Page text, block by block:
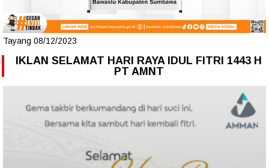
Tayang 08/12/2023
IKLAN SELAMAT HARI RAYA IDUL FITRI 1443 H
PT AMNT